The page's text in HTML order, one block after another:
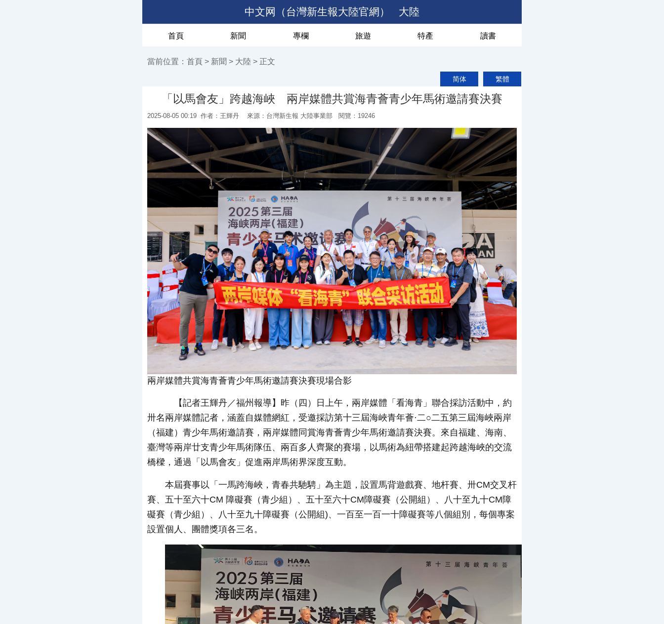
中文网（台灣新生報大陸官網） 大陸
首頁 新聞 專欄 旅遊 特產 讀書
當前位置： 首頁 > 新聞 > 大陸 > 正文
繁體
简体
「以馬會友」跨越海峽 兩岸媒體共賞海青薈青少年馬術邀請賽決賽
2025-08-05 00:19 作者：王輝丹 來源：台灣新生報 大陸事業部 閱覽： 19246
兩岸媒體共賞海青薈青少年馬術邀請賽決賽現場合影
【記者王輝丹／福州報導】昨（四）日上午，兩岸媒體「看海青」聯合採訪活動中，約
卅名兩岸媒體記者，涵蓋自媒體網紅，受邀採訪第十三屆海峽青年薈·二○二五第三屆海峽兩岸
（福建）青少年馬術邀請賽，兩岸媒體同賞海青薈青少年馬術邀請賽決賽。來自福建、海南、
臺灣等兩岸廿支青少年馬術隊伍、兩百多人齊聚的賽場，以馬術為紐帶搭建起跨越海峽的交流
橋樑，通過「以馬會友」促進兩岸馬術界深度互動。
本屆賽事以「一馬跨海峽，青春共馳騁」為主題，設置馬背遊戲賽、地杆賽、卅CM交叉杆
賽、五十至六十CM 障礙賽（青少組）、五十至六十CM障礙賽（公開組）、八十至九十CM障
礙賽（青少組）、八十至九十障礙賽（公開組)、一百至一百一十障礙賽等八個組別，每個專案
設置個人、團體獎項各三名。